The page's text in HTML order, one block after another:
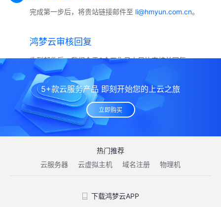
完成第一步后，将贵站链接邮件至 li@hmyun.com.cn。
鸿梦云审核回复
收到邮件后，我们会于3个工作日内尽快审核并回复。
5+款云服务产品 即刻开始您的上云之旅
立即购买
热门推荐
云服务器
云虚拟主机 域名注册 物理机
下载鸿梦云APP